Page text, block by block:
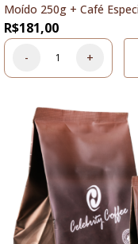
Moído 250g + Café
R$181,00
- +